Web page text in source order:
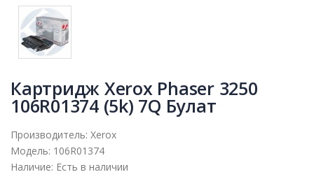
Картридж Xerox Phaser 3250
106R01374 (5k) 7Q Булат
Производитель: Xerox
Модель: 106R01374
Наличие: Есть в наличии